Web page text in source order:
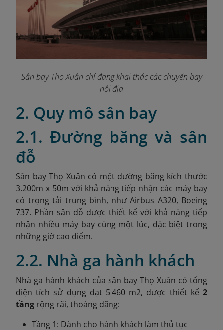
Sân bay Thọ Xuân chỉ đang khai thác các chuyến bay
nội địa
2. Quy mô sân bay
2.1. Đường băng và sân
đỗ
Sân bay Thọ Xuân có một đường băng kích thước
3.200m x 50m với khả năngtiếp nhận các máy bay
có trọng tải trung bình, như Airbus A320, Boeing
737. Phần sân đỗ được thiết kế với khả năng tiếp
nhận nhiều máy bay cùng một lúc, đặc biệt trong
những giờ cao điểm.
2.2. Nhà ga hành khách
Nhà ga hành khách của sân bay Thọ Xuân có tổng
diện tích sử dụng đạt 5.460 m2, được thiết kế 2
tầng rộng rãi, thoáng đãng:
Tầng 1: Dành cho hành khách làm thủ tục